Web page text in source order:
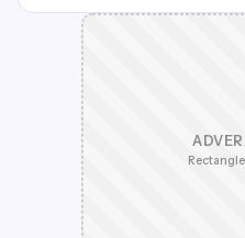
Rectangle